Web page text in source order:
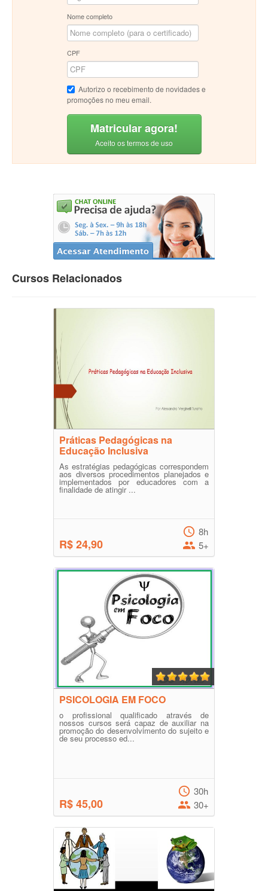
Nome completo
CPF
Autorizo o recebimento de novidades e
promoções no meu email.
Matricular agora!
Aceito os termos de uso
Cursos Relacionados
Práticas Pedagógicas na
Educação Inclusiva
As estratégias pedagógicas correspondem
aos diversos procedimentos planejados e
implementados por educadores com a
finalidade de atingir ...
R$ 24,90
8h
5+
PSICOLOGIA EM FOCO
o profissional qualificado através de
nossos cursos será capaz de auxiliar na
promoção do desenvolvimento do sujeito e
de seu processo ed...
R$ 45,00
30h
30+